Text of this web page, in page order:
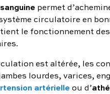
permet
circulatoire en
le fonctionnement
est altérée, les
lourdes, varices,
artérielleou d’